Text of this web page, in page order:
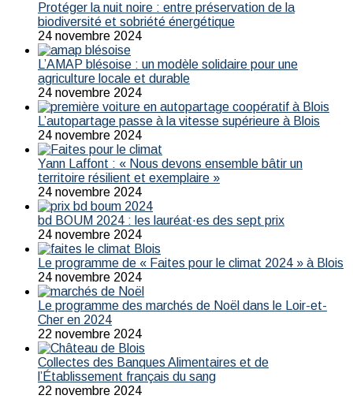
Protéger la nuit noire : entre préservation de la
biodiversité et sobriété énergétique
24 novembre 2024
L’AMAP blésoise : un modèle solidaire pour une
agriculture locale et durable
24 novembre 2024
L’autopartage passe à la vitesse supérieure à Blois
24 novembre 2024
Yann Laffont : « Nous devons ensemble bâtir un
territoire résilient et exemplaire »
24 novembre 2024
bd BOUM 2024 : les lauréat·es des sept prix
24 novembre 2024
Le programme de « Faites pour le climat 2024 » à Blois
24 novembre 2024
Le programme des marchés de Noël dans le Loir-et-
Cher en 2024
22 novembre 2024
Collectes des Banques Alimentaires et de
l’Établissement français du sang
22 novembre 2024